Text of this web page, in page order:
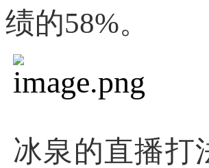
绩的58%。
冰泉的直播打